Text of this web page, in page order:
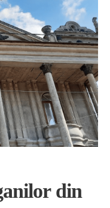
din